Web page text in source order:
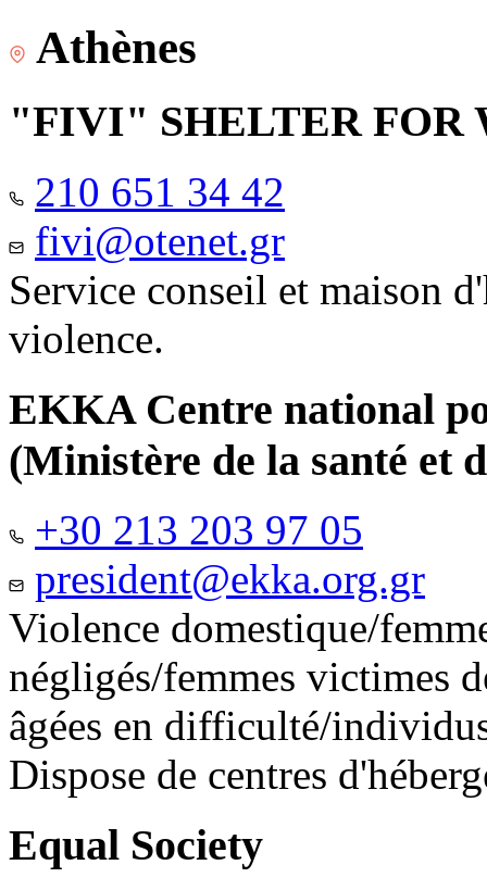
Athènes
"FIVI" SHELTER FOR
210 651 34 42
fivi@otenet.gr
Service conseil et maison
violence.
EKKA Centre national
(Ministère de la santé et
+30 213 203 97 05
president@ekka.org.gr
Violence domestique/
négligés/femmes victimes
âgées en difficulté/
Dispose de centres
Equal Society